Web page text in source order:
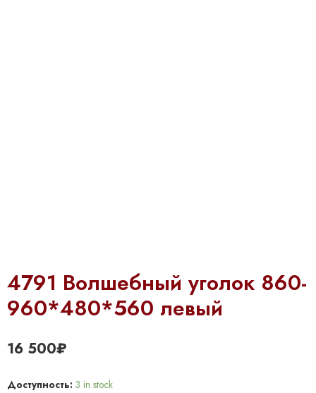
4791 Волшебный уголок 860-
960*480*560 левый
16 500₽
Доступность: 3 in stock